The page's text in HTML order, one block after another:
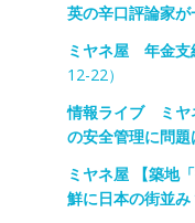
英の辛口評論家
ミヤネ屋 年金支
12-22）
情報ライブ ミヤ
の安全管理に問題
ミヤネ屋 【築地
鮮に日本の街並み